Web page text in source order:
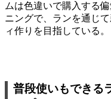
ムは色違いで購入する
ニングで、ランを通じ
ィ作りを目指している。
普段使いもできる